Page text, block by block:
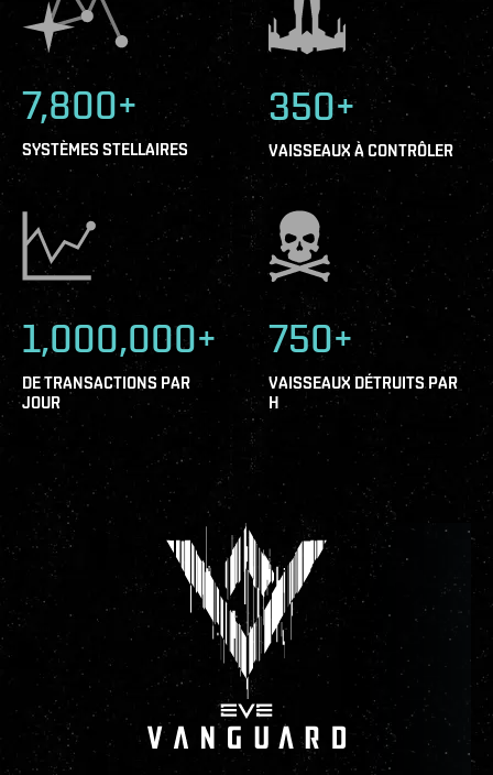
7,800+
SYSTÈMES STELLAIRES
350+
VAISSEAUX À CONTRÔLER
1,000,000+
DE TRANSACTIONS PAR
JOUR
750+
VAISSEAUX DÉTRUITS PAR
H